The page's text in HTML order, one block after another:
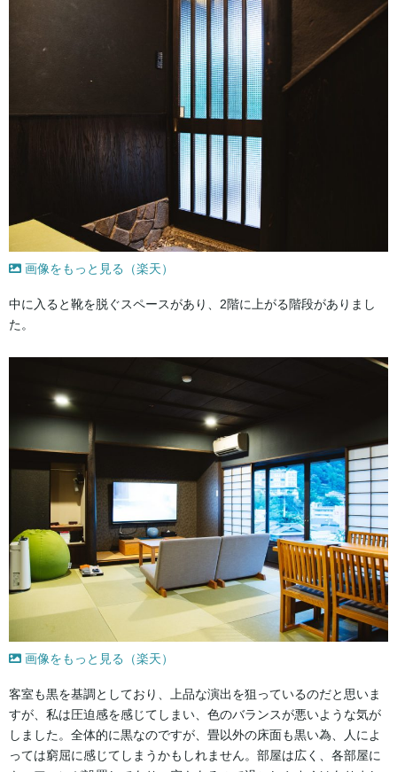
画像をもっと見る（楽天）
中に入ると靴を脱ぐスペースがあり、2階に上がる階段がありまし
た。
画像をもっと見る（楽天）
客室も黒を基調としており、上品な演出を狙っているのだと思いま
すが、私は圧迫感を感じてしまい、色のバランスが悪いような気が
しました。全体的に黒なのですが、畳以外の床面も黒い為、人によ
っては窮屈に感じてしまうかもしれません。部屋は広く、各部屋に